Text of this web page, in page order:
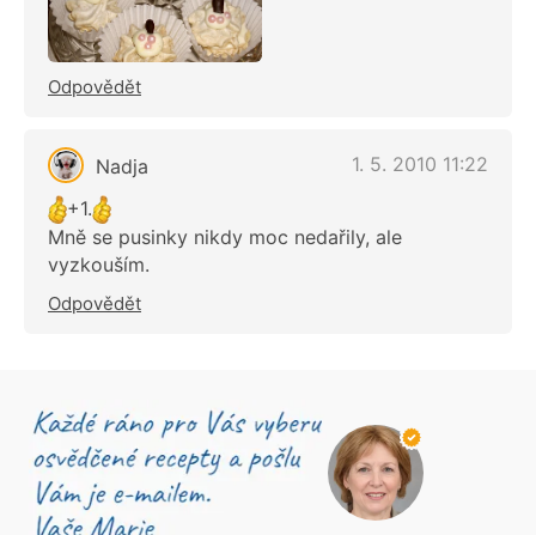
Odpovědět
Nadja
1. 5. 2010 11:22
+1.
Mně se pusinky nikdy moc nedařily, ale
vyzkouším.
Odpovědět